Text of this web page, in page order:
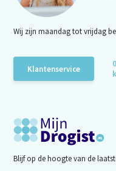
Wij zijn maandag tot vrijdag
Klantenservice
Blijf op de hoogte van de